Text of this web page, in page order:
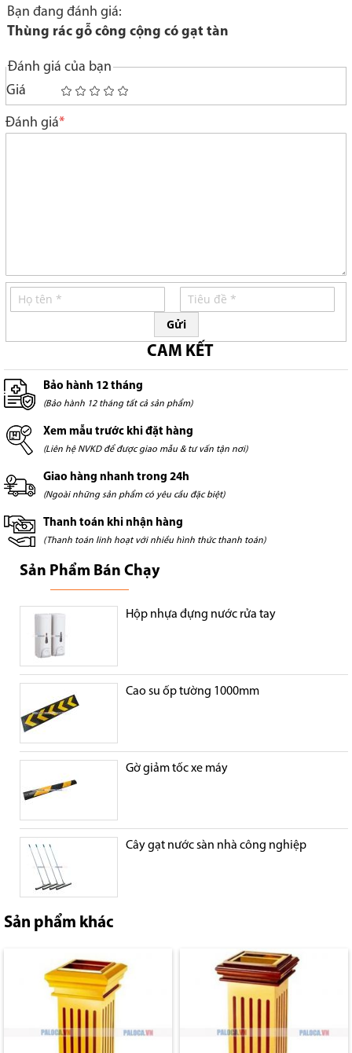
Bạn đang đánh giá:
Thùng rác gỗ công cộng có gạt tàn
Đánh giá của bạn
Giá
1
star
2
stars
3
stars
4
stars
5
stars
Đánh giá
Gửi
CAM KẾT
Bảo hành 12 tháng
(Bảo hành 12 tháng tất cả sản phẩm)
Xem mẫu trước khi đặt hàng
(Liên hệ NVKD để được giao mẫu & tư vấn tận nơi)
Giao hàng nhanh trong 24h
(Ngoài những sản phẩm có yêu cầu đặc biệt)
Thanh toán khi nhận hàng
(Thanh toán linh hoạt với nhiều hình thức thanh toán)
Sản Phẩm Bán Chạy
Hộp nhựa đựng nước rửa tay
Cao su ốp tường 1000mm
Gờ giảm tốc xe máy
Cây gạt nước sàn nhà công nghiệp
Sản phẩm khác